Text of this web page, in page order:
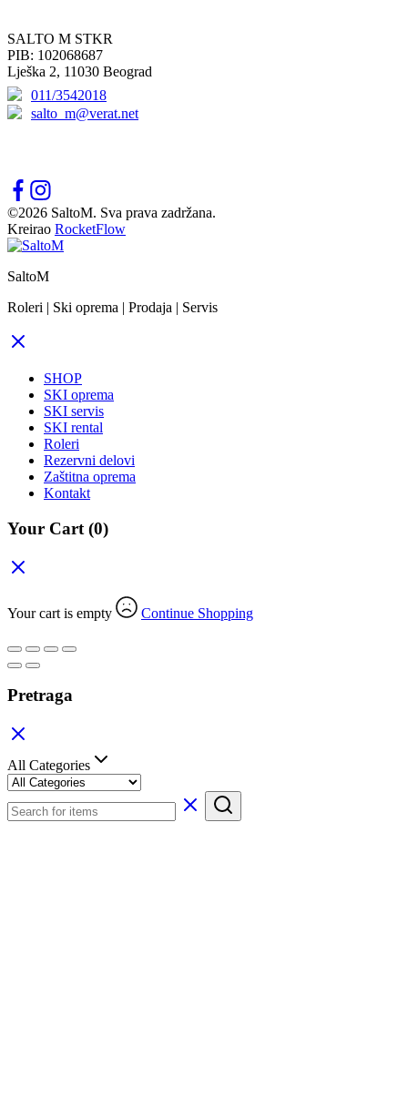
SALTO M STKR
PIB: 102068687
Lješka 2, 11030 Beograd
011/3542018
salto_m@verat.net
©2026 SaltoM. Sva prava zadržana.
Kreirao RocketFlow
SaltoM
Roleri | Ski oprema | Prodaja | Servis
SHOP
SKI oprema
SKI servis
SKI rental
Roleri
Rezervni delovi
Zaštitna oprema
Kontakt
Your Cart (0)
Your cart is empty Continue Shopping
Pretraga
All Categories